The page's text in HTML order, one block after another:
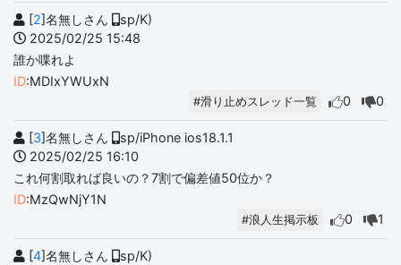
[2]名無しさん
sp/K)
2025/02/25 15:48
誰か喋れよ
ID:MDIxYWUxN
#滑り止めスレッド一覧 0 0
[3]名無しさん
sp/iPhone ios18.1.1
2025/02/25 16:10
これ何割取れば良いの？7割で偏差値50位か？
ID:MzQwNjY1N
#浪人生掲示板 0 1
[4]名無しさん
sp/K)